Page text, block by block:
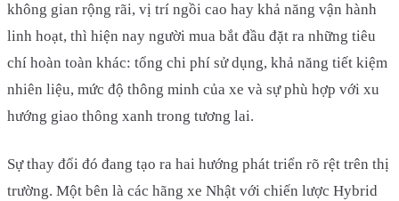
không gian rộng rãi, vị trí ngồi cao hay khả năng vận hành
linh hoạt, thì hiện nay người mua bắt đầu đặt ra những tiêu
chí hoàn toàn khác: tổng chi phí sử dụng, khả năng tiết kiệm
nhiên liệu, mức độ thông minh của xe và sự phù hợp với xu
hướng giao thông xanh trong tương lai.
Sự thay đổi đó đang tạo ra hai hướng phát triển rõ rệt trên thị
trường. Một bên là các hãng xe Nhật với chiến lược Hybrid